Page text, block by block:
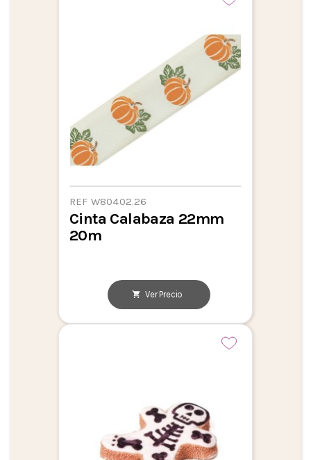
REF W80402.26
Cinta Calabaza 22mm
20m
Ver Precio